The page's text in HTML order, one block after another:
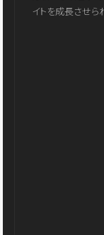
イトを成長させら